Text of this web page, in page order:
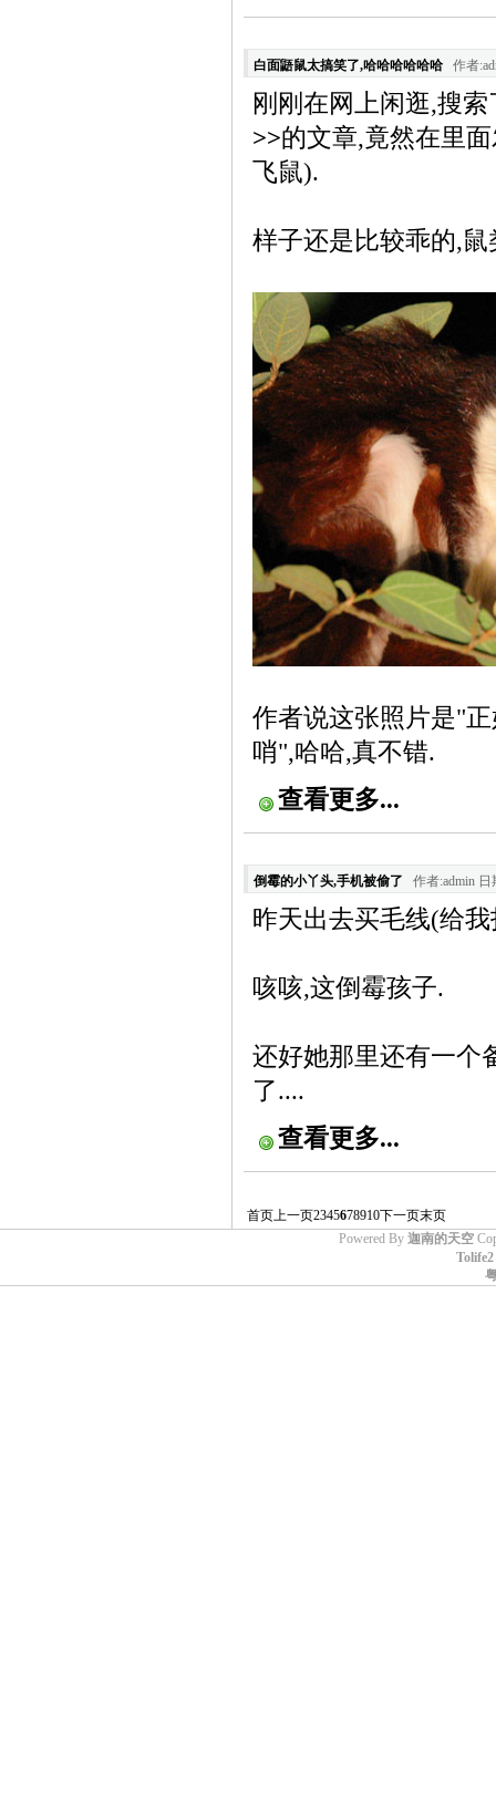
白面鼯鼠太搞笑了,哈哈哈哈哈哈 作者
刚刚在网上闲逛,搜
>>的文章,竟然在里
飞鼠).
样子还是比较乖的,
作者说这张照片是"
哨",哈哈,真不错.
查看更多...
倒霉的小丫头,手机被偷了 作者:admin 日
昨天出去买毛线(给
咳咳,这倒霉孩子.
还好她那里还有一个
了....
查看更多...
首页上一页2345678910下一页末页
Powered By 迦南的天空
Tolife2